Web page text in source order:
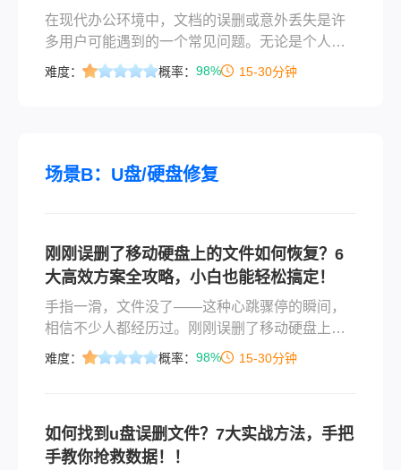
在现代办公环境中，文档的误删或意外丢失是许
多用户可能遇到的一个常见问题。无论是个人用
户还是企业员工，这样的意外都可能导致重要数
细介绍几种常见的恢复方法，帮助您更好地应对
难度： 概率： 98% 15-30分钟
场景B：U盘/硬盘修复
刚刚误删了移动硬盘上的文件如何恢复？6
大高效方案全攻略，小白也能轻松搞定！
手指一滑，文件没了——这种心跳骤停的瞬间，
相信不少人都经历过。刚刚误删了移动硬盘上的
文件如何恢复？别慌，根据2026年最新实测数
数据危机面前从容应对。
难度： 概率： 98% 15-30分钟
如何找到u盘误删文件？7大实战方法，手把
手教你抢救数据！！